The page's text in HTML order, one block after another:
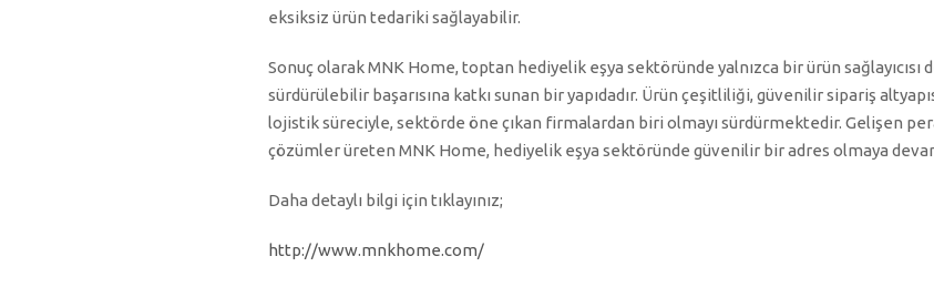
eksiksiz ürün tedariki sağlayabilir.
Sonuç olarak MNK Home, toptan hediyelik eşya sektöründe yalnızca bir ürün sağlayıcısı
sürdürülebilir başarısına katkı sunan bir yapıdadır. Ürün çeşitliliği, güvenilir sipariş
lojistik süreciyle, sektörde öne çıkan firmalardan biri olmayı sürdürmektedir. Gelişen
çözümler üreten MNK Home, hediyelik eşya sektöründe güvenilir bir adres olmaya
Daha detaylı bilgi için tıklayınız;
http://www.mnkhome.com/